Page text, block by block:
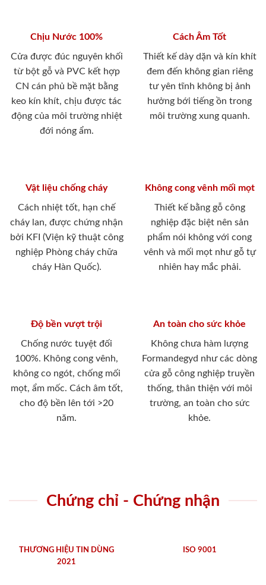
Chịu Nước 100%
Cửa được đúc nguyên khối
từ bột gỗ và PVC kết hợp
CN cán phủ bề mặt bằng
keo kín khít, chịu được tác
động của môi trường nhiệt
đới nóng ẩm.
Cách Âm Tốt
Thiết kế dày dặn và kín khít
đem đến không gian riêng
tư yên tĩnh không bị ảnh
hưởng bới tiếng ồn trong
môi trường xung quanh.
Vật liệu chống cháy
Cách nhiệt tốt, hạn chế
cháy lan, được chứng nhận
bởi KFI (Viện kỹ thuật công
nghiệp Phòng cháy chữa
cháy Hàn Quốc).
Không cong vênh mối mọt
Thiết kế bằng gỗ công
nghiệp đặc biệt nên sản
phẩm nói không với cong
vênh và mối mọt như gỗ tự
nhiên hay mắc phải.
Độ bền vượt trội
Chống nước tuyệt đối
100%. Không cong vênh,
không co ngót, chống mối
mọt, ẩm mốc. Cách âm tốt,
cho độ bền lên tới >20
năm.
An toàn cho sức khỏe
Không chưa hàm lượng
Formandegyd như các dòng
cửa gỗ công nghiệp truyền
thống, thân thiện với môi
trường, an toàn cho sức
khỏe.
Chứng chỉ - Chứng nhận
THƯƠNG HIỆU TIN DÙNG
2021
ISO 9001